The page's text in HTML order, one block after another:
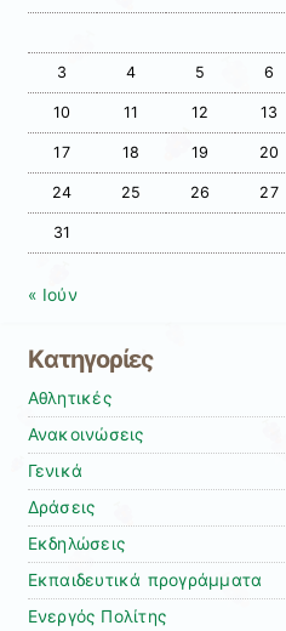
3 4 5 6
10 11 12 13
17 18 19 20
24 25 26 27
31
« Ιούν
Kατηγορίες
Αθλητικές
Ανακοινώσεις
Γενικά
Δράσεις
Εκδηλώσεις
Εκπαιδευτικά προγράμματα
Ενεργός Πολίτης